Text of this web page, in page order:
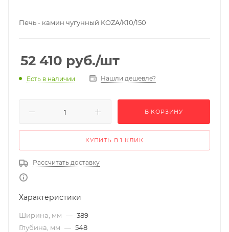
Печь - камин чугунный KOZA/K10/150
52 410 руб./шт
Есть в наличии Нашли дешевле?
В КОРЗИНУ
КУПИТЬ В 1 КЛИК
Рассчитать доставку
Характеристики
Ширина, мм — 389
Глубина, мм — 548